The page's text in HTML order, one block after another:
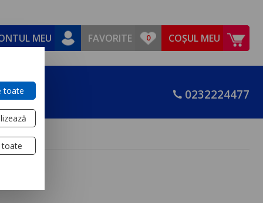
MEU FAVORITE COȘUL MEU
0232224477
toate
toate